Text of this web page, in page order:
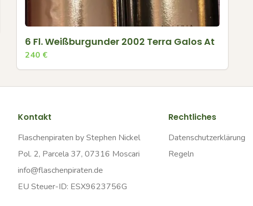
6 Fl. Weißburgunder 2002 Terra Galos At
240 €
Kontakt
Flaschenpiraten by Stephen Nickel
Pol. 2, Parcela 37, 07316 Moscari
info@flaschenpiraten.de
EU Steuer-ID: ESX9623756G
Rechtliches
Datenschutzerklärung
Regeln